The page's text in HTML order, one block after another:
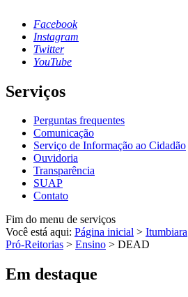
Facebook
Instagram
Twitter
YouTube
Serviços
Perguntas frequentes
Comunicação
Serviço de Informação ao Cidadão
Ouvidoria
Transparência
SUAP
Contato
Fim do menu de serviços
Você está aqui: Página inicial > Itumbiara
Pró-Reitorias > Ensino > DEAD
Em destaque